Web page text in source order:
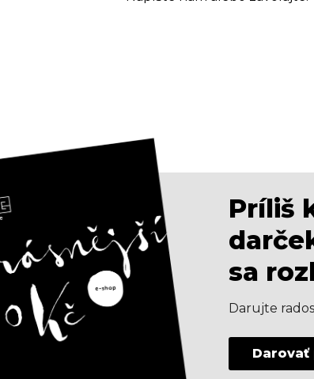
Príliš
sa
Darujte
Darovať